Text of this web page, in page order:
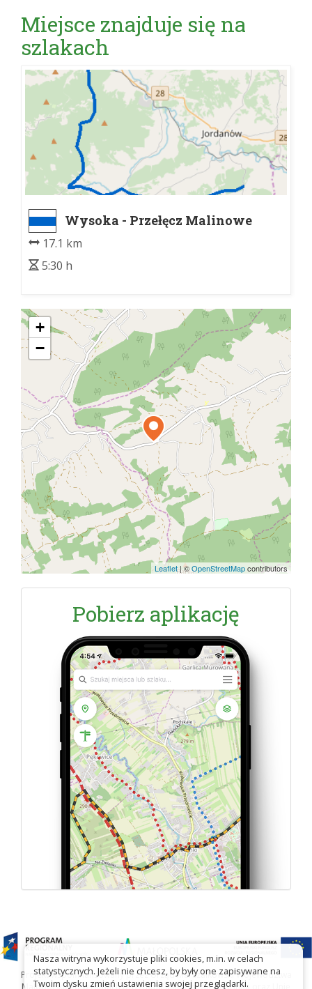
Miejsce znajduje się na
szlakach
Wysoka - Przełęcz Malinowe
17.1 km
5:30 h
+
−
Leaflet|©OpenStreetMapcontributors
Pobierz aplikację
Projekt współfinansowany przez Urząd Marszałkowski Województwa
Nasza witryna wykorzystuje pliki cookies, m.in. w celach
statystycznych. Jeżeli nie chcesz, by były one zapisywane na
Twoim dysku zmień ustawienia swojej przeglądarki.